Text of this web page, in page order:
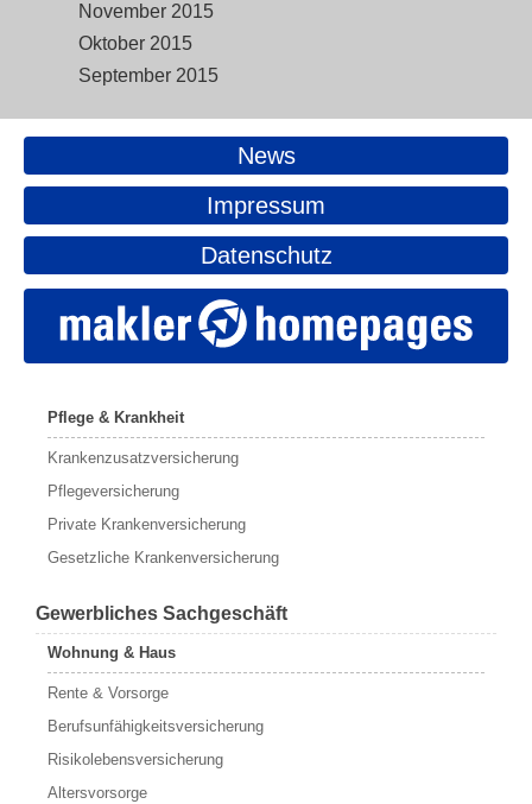
November 2015
Oktober 2015
September 2015
News
Impressum
Datenschutz
Pflege & Krankheit
Krankenzusatzversicherung
Pflegeversicherung
Private Krankenversicherung
Gesetzliche Krankenversicherung
Gewerbliches Sachgeschäft
Wohnung & Haus
Rente & Vorsorge
Berufs­unfähigkeitsversicherung
Risikolebensversicherung
Altersvorsorge